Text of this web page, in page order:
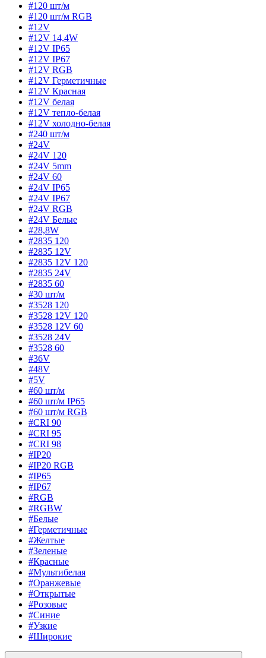
#120 шт/м
#120 шт/м RGB
#12V
#12V 14,4W
#12V IP65
#12V IP67
#12V RGB
#12V Герметичные
#12V Красная
#12V белая
#12V тепло-белая
#12V холодно-белая
#240 шт/м
#24V
#24V 120
#24V 5mm
#24V 60
#24V IP65
#24V IP67
#24V RGB
#24V Белые
#28,8W
#2835 120
#2835 12V
#2835 12V 120
#2835 24V
#2835 60
#30 шт/м
#3528 120
#3528 12V 120
#3528 12V 60
#3528 24V
#3528 60
#36V
#48V
#5V
#60 шт/м
#60 шт/м IP65
#60 шт/м RGB
#CRI 90
#CRI 95
#CRI 98
#IP20
#IP20 RGB
#IP65
#IP67
#RGB
#RGBW
#Белые
#Герметичные
#Желтые
#Зеленые
#Красные
#Мультибелая
#Оранжевые
#Открытые
#Розовые
#Синие
#Узкие
#Широкие